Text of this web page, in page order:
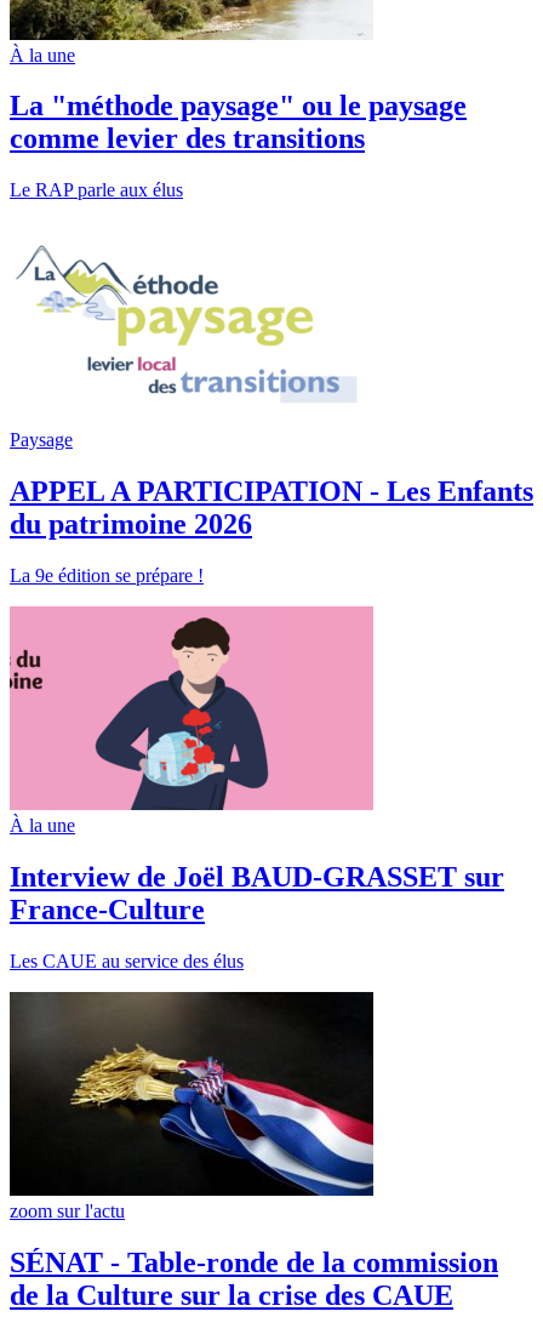
À la une
La "méthode paysage" ou le paysage
comme levier des transitions
Le RAP parle aux élus
Paysage
APPEL A PARTICIPATION - Les Enfants
du patrimoine 2026
La 9e édition se prépare !
À la une
Interview de Joël BAUD-GRASSET sur
France-Culture
Les CAUE au service des élus
zoom sur l'actu
SÉNAT - Table-ronde de la commission
de la Culture sur la crise des CAUE